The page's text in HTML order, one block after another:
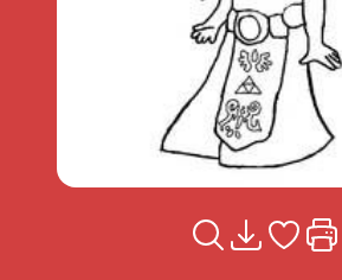
Voir la fiche
Télécharger
Ajouter